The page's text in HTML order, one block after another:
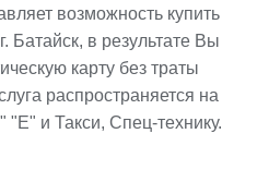
возможность купить
Батайск, в результате Вы
карту без траты
распространяется на
"E" и Такси, Спец-технику.